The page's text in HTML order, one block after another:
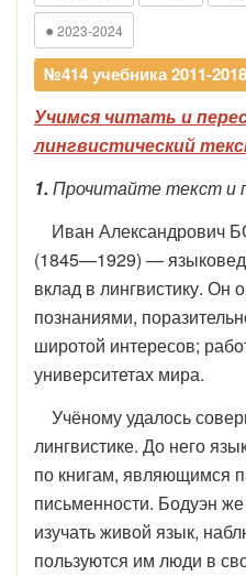
● 2023-2024
№414 учебника 2011-
Учимся читать и
лингвистический
1. Прочитайте текст и
Иван Александрович
(1845—1929) —
вклад в лингвистику. Он
познаниями,
широтой интересов;
университетах мира.
Учёному удалось
лингвистике. До него
по книгам, являющимся
письменности. Бодуэн
изучать живой язык,
пользуются им люди в